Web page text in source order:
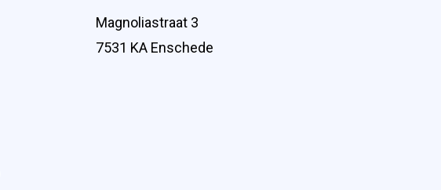
Magnoliastraat 3
7531 KA Enschede